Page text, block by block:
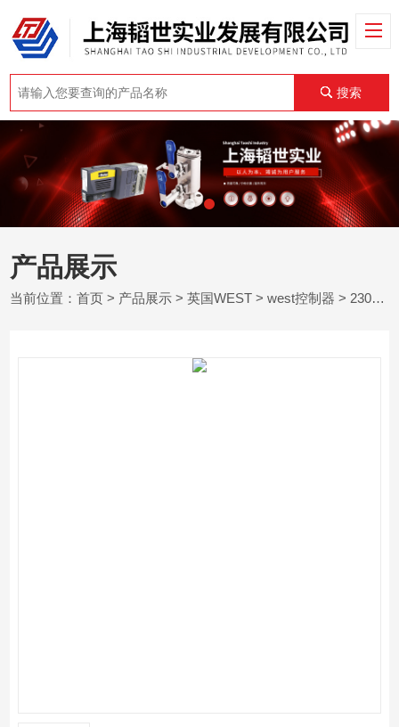
搜索
产品展示
当前位置：首页 > 产品展示 >英国WEST >west控制器 > 2300英国west温度控制器